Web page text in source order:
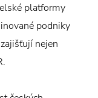
platformy
podniky
nejen